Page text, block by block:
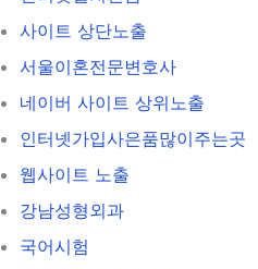
사이트 상단노출
서울이혼전문변호사
네이버 사이트 상위노출
인터넷가입사은품많이주는곳
웹사이트 노출
강남성형외과
국어시험